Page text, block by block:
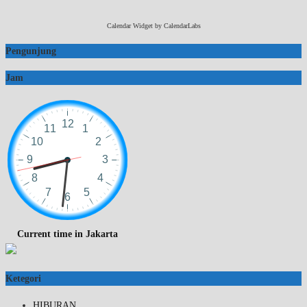
Calendar Widget by CalendarLabs
Pengunjung
Jam
Current time in Jakarta
Ketegori